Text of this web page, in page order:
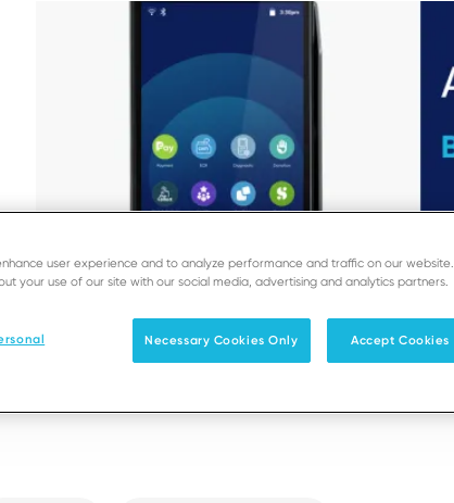
user experience and to analyze performance and traffic on our website.
your use of our site with our social media, advertising and analytics partners.
Necessary Cookies Only Accept Cookies